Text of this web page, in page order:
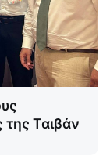
Ταιβάν